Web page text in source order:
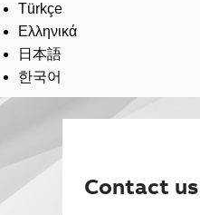
Türkçe
Ελληνικά
日本語
한국어
Contact us